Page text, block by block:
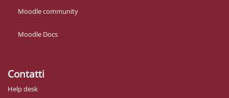
Moodle community
Moodle Docs
Contatti
Help desk